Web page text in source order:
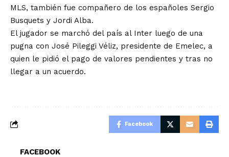
MLS, también fue compañero de los españoles Sergio
Busquets y Jordi Alba.
El jugador se marchó del país al Inter luego de una
pugna con José Pileggi Véliz, presidente de Emelec, a
quien le pidió el pago de valores pendientes y tras no
llegar a un acuerdo.
Facebook
FACEBOOK